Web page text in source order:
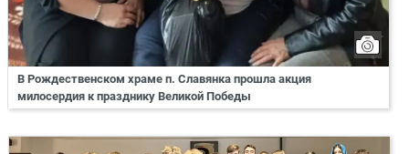
В Рождественском храме п. Славянка прошла акция
милосердия к празднику Великой Победы